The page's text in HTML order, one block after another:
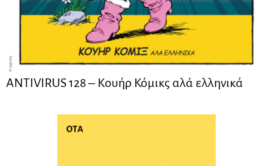
ANTIVIRUS 128 – Kουήρ Κόμικς αλά ελληνικά